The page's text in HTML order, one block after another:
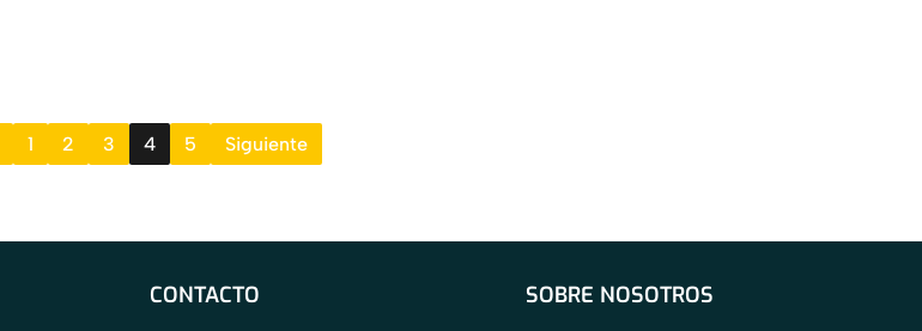
1 2 3 4 5 Siguiente
CONTACTO SOBRE NOSOTROS